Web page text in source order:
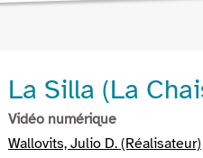
La Silla (La
Vidéo numérique
Wallovits, Julio D. (Réalisateur)